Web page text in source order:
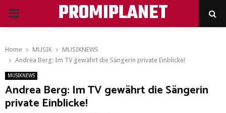
PRIMARY
PROMIPLANET
Home MUSIK
MUSIKNEWS
Andrea Berg: Im TV gewährt die Sängerin private Einblicke!
MUSIKNEWS
Andrea Berg: Im TV gewährt die Sängerin
private Einblicke!